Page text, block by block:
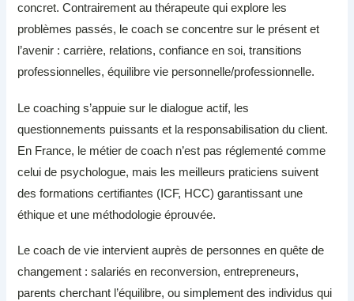
concret. Contrairement au thérapeute qui explore les
problèmes passés, le coach se concentre sur le présent et
l’avenir : carrière, relations, confiance en soi, transitions
professionnelles, équilibre vie personnelle/professionnelle.
Le coaching s’appuie sur le dialogue actif, les
questionnements puissants et la responsabilisation du client.
En France, le métier de coach n’est pas réglementé comme
celui de psychologue, mais les meilleurs praticiens suivent
des formations certifiantes (ICF, HCC) garantissant une
éthique et une méthodologie éprouvée.
Le coach de vie intervient auprès de personnes en quête de
changement : salariés en reconversion, entrepreneurs,
parents cherchant l’équilibre, ou simplement des individus qui